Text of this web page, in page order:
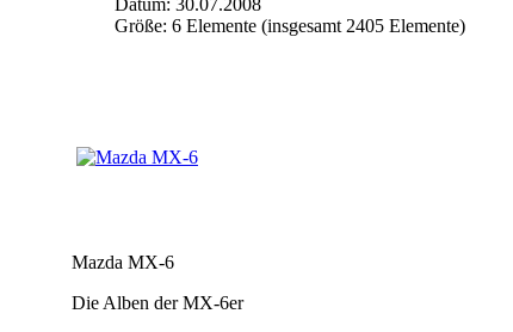
Datum: 30.07.2008
Größe: 6 Elemente (insgesamt 2405 Elemente)
Mazda MX-6
Die Alben der MX-6er